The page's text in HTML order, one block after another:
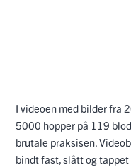
I videoen med bilder fra
5000 hopper på 119
brutale praksisen.
bindt fast, slått og tappet